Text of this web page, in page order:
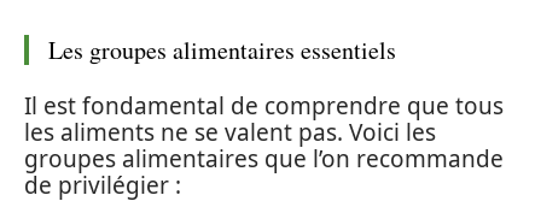
Les groupes alimentaires essentiels
Il est fondamental de comprendre que tous
les aliments ne se valent pas. Voici les
groupes alimentaires que l’on recommande
de privilégier :